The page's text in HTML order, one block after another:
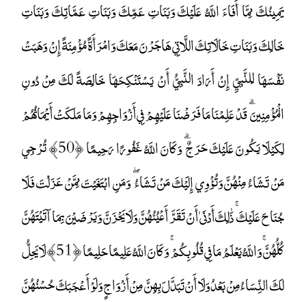
يَمِينُكَ مِمَّا أَفَاءَ اللَّهُ عَلَيْكَ وَبَنَاتِ عَمِّكَ وَبَنَاتِ عَمَّاتِكَ وَبَنَاتِ
خَالِكَ وَبَنَاتِ خَالَاتِكَ اللَّاتِي هَاجَرْنَ مَعَكَ وَامْرَأَةً مُؤْمِنَةً إِنْ وَهَبَتْ
نَفْسَهَا لِلنَّبِيِّ إِنْ أَرَادَ النَّبِيُّ أَنْ يَسْتَنْكِحَهَا خَالِصَةً لَكَ مِنْ دُونِ
الْمُؤْمِنِينَ ۗ قَدْ عَلِمْنَا مَا فَرَضْنَا عَلَيْهِمْ فِي أَزْوَاجِهِمْ وَمَا مَلَكَتْ أَيْمَانُهُمْ
لِكَيْلَا يَكُونَ عَلَيْكَ حَرَجٌ ۗ وَكَانَ اللَّهُ غَفُورًا رَحِيمًا ﴿50﴾ تُرْجِي
مَنْ تَشَاءُ مِنْهُنَّ وَتُؤْوِي إِلَيْكَ مَنْ تَشَاءُ ۖ وَمَنِ ابْتَغَيْتَ مِمَّنْ عَزَلْتَ فَلَا
جُنَاحَ عَلَيْكَ ۚ ذَٰلِكَ أَدْنَىٰ أَنْ تَقَرَّ أَعْيُنُهُنَّ وَلَا يَحْزَنَّ وَيَرْضَيْنَ بِمَا آتَيْتَهُنَّ
كُلُّهُنَّ ۚ وَاللَّهُ يَعْلَمُ مَا فِي قُلُوبِكُمْ ۚ وَكَانَ اللَّهُ عَلِيمًا حَلِيمًا ﴿51﴾ لَا يَحِلُّ
لَكَ النِّسَاءُ مِنْ بَعْدُ وَلَا أَنْ تَبَدَّلَ بِهِنَّ مِنْ أَزْوَاجٍ وَلَوْ أَعْجَبَكَ حُسْنُهُنَّ